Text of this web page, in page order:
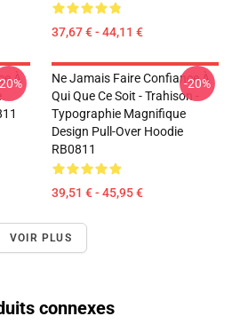
37,67 € - 44,11 €
À
Ne Jamais Faire Confiance À
Qui Que Ce Soit - Trahison -
Typographie Magnifique
Design Pull-Over Hoodie
RB0811
39,51 € - 45,95 €
-20%
VOIR PLUS
connexes